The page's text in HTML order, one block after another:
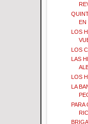
EN
LOS
LOS
LAS
LOS
LA
PARA